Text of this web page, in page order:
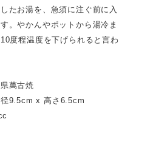
たお湯を、急須に注ぐ前に入
。やかんやポットから湯冷ま
度程温度を下げられると言わ
萬古焼
径9.5cm x 高さ6.5cm